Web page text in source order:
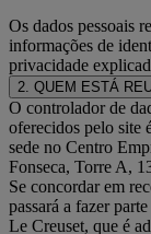
Os dados pessoais
informações de
privacidade
2. QUEM ESTÁ
O controlador de
oferecidos pelo site
sede no Centro
Fonseca, Torre A,
Se concordar em
passará a fazer
Le Creuset, que é